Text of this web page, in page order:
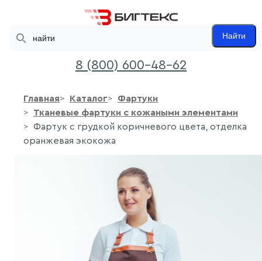
Найти
8 (800) 600-48-62
Главная Каталог
Фартуки
Тканевые фартуки с кожаными элементами
Фартук с грудкой коричневого цвета, отделка
оранжевая экокожа